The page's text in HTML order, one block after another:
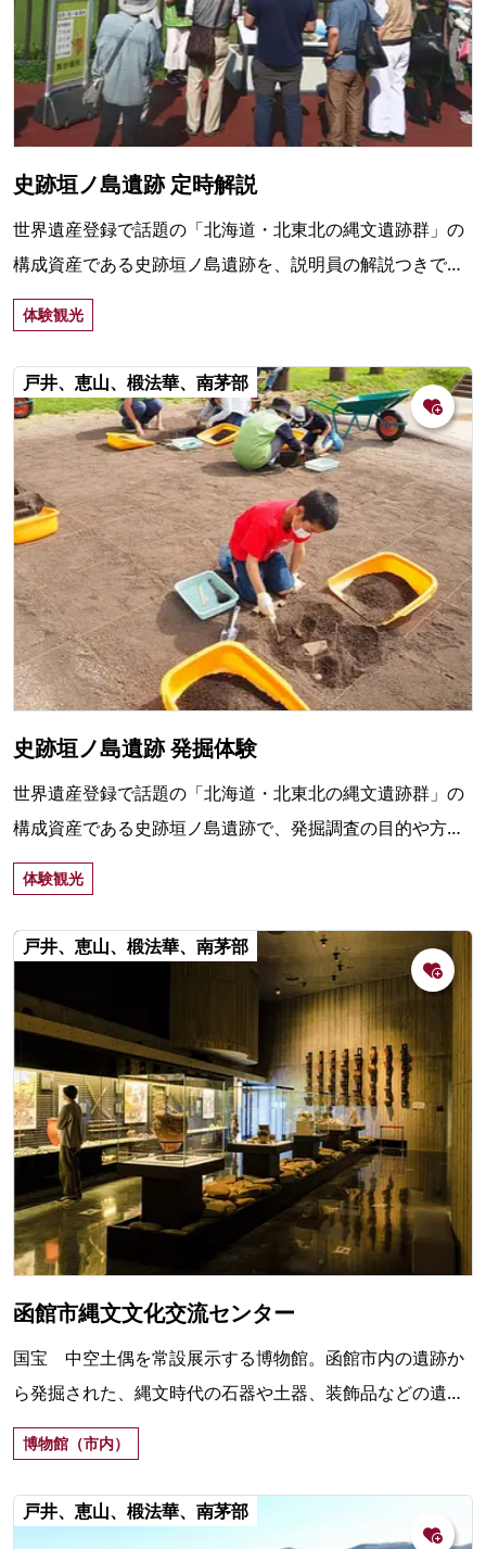
史跡垣ノ島遺跡 定時解説
世界遺産登録で話題の「北海道・北東北の縄文遺跡群」の
構成資産である史跡垣ノ島遺跡を、説明員の解説つきで巡
る約45分のツアー。函館市縄文文化交流センターの隣。
体験観光
戸井、恵山、椴法華、南茅部
史跡垣ノ島遺跡 発掘体験
世界遺産登録で話題の「北海道・北東北の縄文遺跡群」の
構成資産である史跡垣ノ島遺跡で、発掘調査の目的や方法
を学びながら、土器や石器を実際に掘り出す体験。約40
分。
体験観光
戸井、恵山、椴法華、南茅部
函館市縄文文化交流センター
国宝 中空土偶を常設展示する博物館。函館市内の遺跡か
ら発掘された、縄文時代の石器や土器、装飾品などの遺物
約1500点を展示。
博物館（市内）
戸井、恵山、椴法華、南茅部